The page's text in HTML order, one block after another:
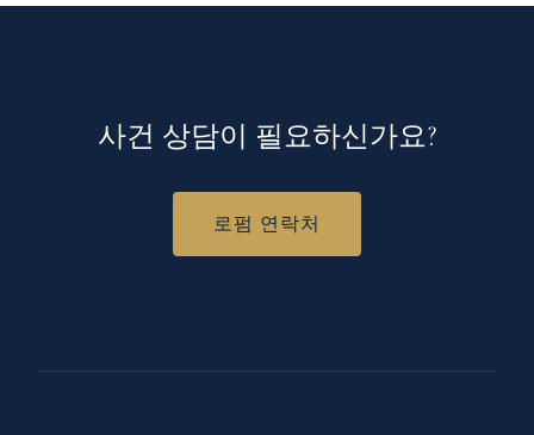
사건 상담이 필요하신가요?
로펌 연락처